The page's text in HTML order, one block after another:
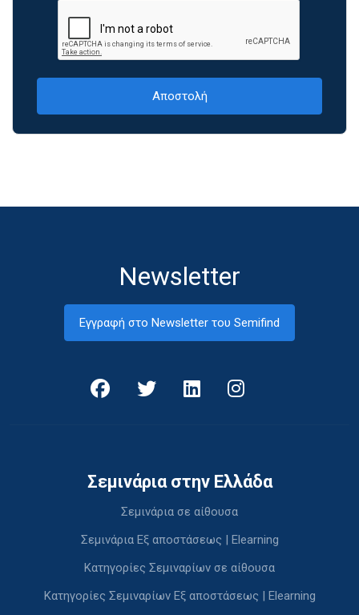
Newsletter
Εγγραφή στο Newsletter του Semifind
Σεμινάρια στην Ελλάδα
Σεμινάρια σε αίθουσα
Σεμινάρια Εξ αποστάσεως | Elearning
Κατηγορίες Σεμιναρίων σε αίθουσα
Κατηγορίες Σεμιναρίων Εξ αποστάσεως | Elearning